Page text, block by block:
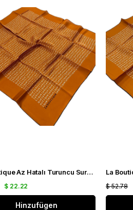
La Boutique Az Hatalı Turuncu Sura İpek Eşarp 24860
$ 22.22
Hinzufügen
$ 52.78